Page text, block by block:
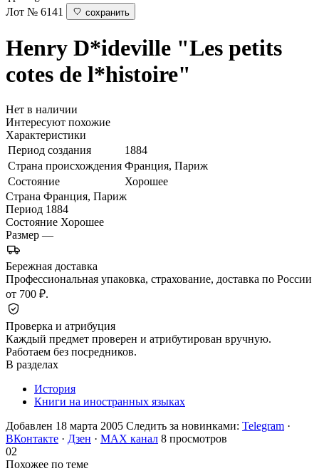
Лот № 6141
сохранить
Henry D*ideville "Les petits
cotes de l*histoire"
Нет в наличии
Интересуют похожие
Характеристики
Период создания
1884
Страна происхождения Франция, Париж
Состояние
Хорошее
Страна Франция, Париж
Период 1884
Состояние Хорошее
Размер —
Бережная доставка
Профессиональная упаковка, страхование, доставка по России
от 700 ₽.
Проверка и атрибуция
Каждый предмет проверен и атрибутирован вручную.
Работаем без посредников.
В разделах
История
Книги на иностранных языках
Добавлен 18 марта 2005 Следить за новинками: Telegram ·
ВКонтакте · Дзен · MAX канал 8 просмотров
02
Похожее по теме